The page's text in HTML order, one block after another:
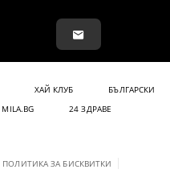
ХАЙ КЛУБ
БЪЛГАРСКИ
MILA.BG 24 ЗДРАВЕ
ПОЛИТИКА ЗА БИСКВИТКИ